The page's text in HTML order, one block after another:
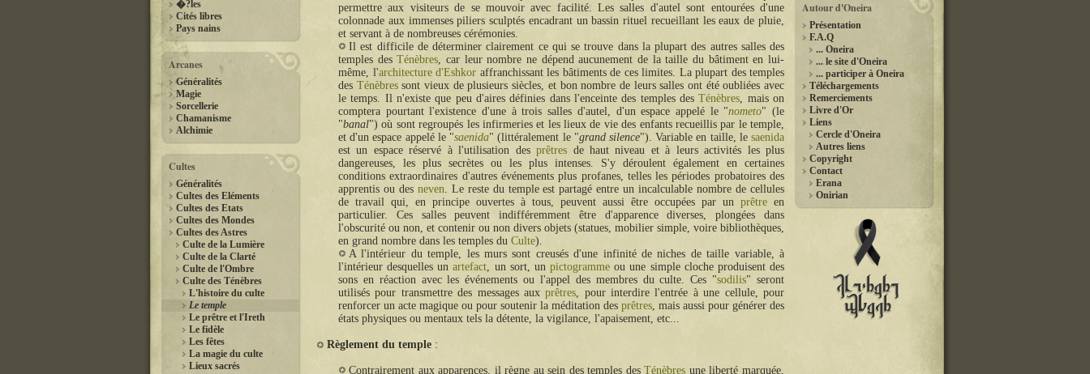
�?les
Cités libres
Pays nains
Arcanes
Généralités
Magie
Sorcellerie
Chamanisme
Alchimie
Cultes
Généralités
Cultes des Eléments
Cultes des Etats
Cultes des Mondes
Cultes des Astres
Culte de la Lumière
Culte de la Clarté
Culte de l'Ombre
Culte des Ténèbres
L'histoire du culte
Le temple
Le prêtre et l'Ireth
Le fidèle
Les fêtes
La magie du culte
Lieux sacrés
Autour d'Oneira
Présentation
F.A.Q
... Oneira
... le site d'Oneira
... participer à Oneira
Téléchargements
Remerciements
Livre d'Or
Liens
Cercle d'Oneira
Autres liens
Copyright
Contact
Erana
Onirian
permettre aux visiteurs de se mouvoir avec facilité. Les salles d'autel sont entourées d'une
colonnade aux immenses piliers sculptés encadrant un bassin rituel recueillant les eaux de pluie,
et servant à de nombreuses cérémonies.
Il est difficile de déterminer clairement ce qui se trouve dans la plupart des autres salles des
temples desTénèbres, car leur nombre ne dépend aucunement de la taille du bâtiment en lui-
même, l'architecture d'Eshkor affranchissant les bâtiments de ces limites. La plupart des temples
des Ténèbressont vieux de plusieurs siècles, et bon nombre de leurs salles ont été oubliées avec
le temps. Il n'existe que peu d'aires définies dans l'enceinte des temples desTénèbres, mais on
comptera pourtant l'existence d'une à trois salles d'autel, d'un espace appelé le "nometo" (le
"banal") où sont regroupés les infirmeries et les lieux de vie des enfants recueillis par le temple,
et d'un espace appelé le "saenida" (littéralement le "grand silence"). Variable en taille, lesaenida
est un espace réservé à l'utilisation desprêtres de haut niveau et à leurs activités les plus
dangereuses, les plus secrètes ou les plus intenses. S'y déroulent également en certaines
conditions extraordinaires d'autres événements plus profanes, telles les périodes probatoires des
apprentis ou des neven. Le reste du temple est partagé entre un incalculable nombre de cellules
de travail qui, en principe ouvertes à tous, peuvent aussi être occupées par un prêtre en
particulier. Ces salles peuvent indifféremment être d'apparence diverses, plongées dans
l'obscurité ou non, et contenir ou non divers objets (statues, mobilier simple, voire bibliothèques,
en grand nombre dans les temples du Culte).
A l'intérieur du temple, les murs sont creusés d'une infinité de niches de taille variable, à
l'intérieur desquelles unartefact, un sort, unpictogramme ou une simple cloche produisent des
sons en réaction avec les événements ou l'appel des membres du culte. Ces "sodilis" seront
utilisés pour transmettre des messages auxprêtres, pour interdire l'entrée à une cellule, pour
renforcer un acte magique ou pour soutenir la méditation des prêtres, mais aussi pour générer des
états physiques ou mentaux tels la détente, la vigilance, l'apaisement, etc...
Règlement du temple
Contrairement aux apparences, il règne au sein des temples desTénèbres une liberté marquée,